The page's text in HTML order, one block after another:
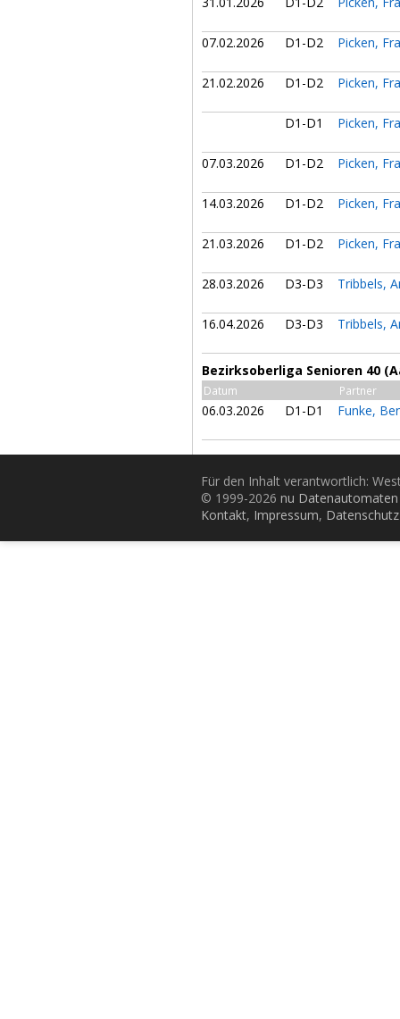
07.02.2026 D1-D2 Picken,
21.02.2026 D1-D2 Picken,
D1-D1 Picken,
07.03.2026 D1-D2 Picken,
14.03.2026 D1-D2 Picken,
21.03.2026 D1-D2 Picken,
28.03.2026 D3-D3 Tribbels,
16.04.2026 D3-D3 Tribbels,
Bezirksoberliga Senioren 40
Datum Partner
06.03.2026 D1-D1 Funke,
Für den Inhalt verantwortlich:
© 1999-2026 nu
Kontakt, Impressum, Datenschutz